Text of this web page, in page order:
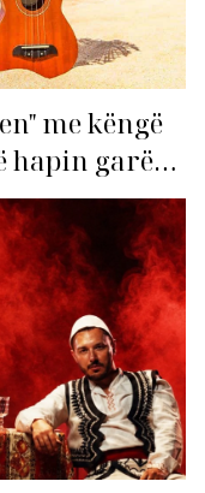
me këngë
hapin garën